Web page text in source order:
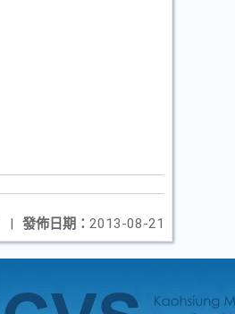
發佈日期： 2013-08-21
|